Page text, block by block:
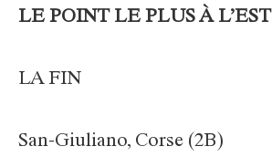
LE POINT LE PLUS À L’EST
LA FIN
San-Giuliano, Corse (2B)